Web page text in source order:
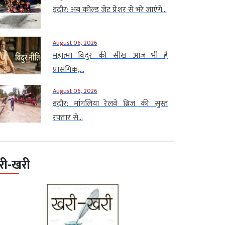
इंदौर: अब कोल्ड जेट प्रेशर से भरे जाएंगे...
August 06, 2026
महात्मा विदुर की सीख आज भी है
प्रासंगिक,...
August 06, 2026
इंदौर: मांगलिया रेलवे ब्रिज की सुस्त
रफ्तार से...
खरी